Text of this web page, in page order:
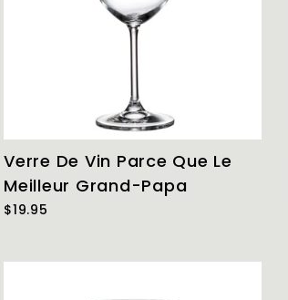
Verre De Vin Parce Que Le
Meilleur Grand-Papa
$19.95